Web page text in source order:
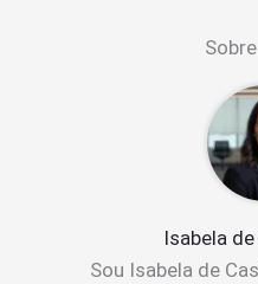
Isabela
Sou Isabela de